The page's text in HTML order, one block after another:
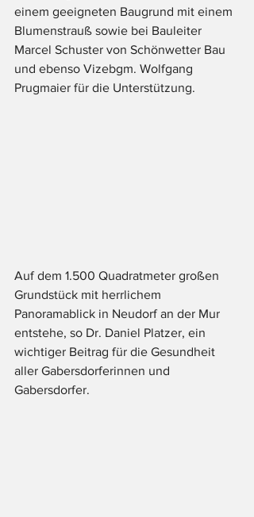
einem geeigneten Baugrund mit einem
Blumenstrauß sowie bei Bauleiter
Marcel Schuster von Schönwetter Bau
und ebenso Vizebgm. Wolfgang
Prugmaier für die Unterstützung.
Auf dem 1.500 Quadratmeter großen
Grundstück mit herrlichem
Panoramablick in Neudorf an der Mur
entstehe, so Dr. Daniel Platzer, ein
wichtiger Beitrag für die Gesundheit
aller Gabersdorferinnen und
Gabersdorfer.